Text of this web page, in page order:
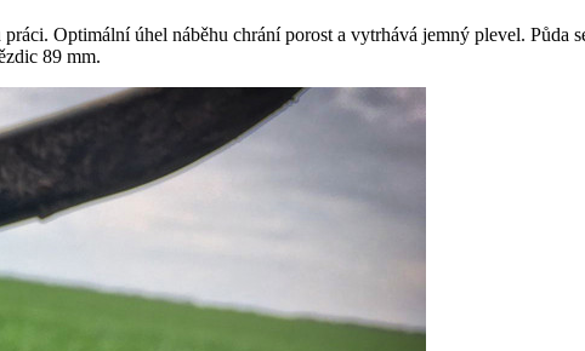
Optimální úhel náběhu chrání porost a vytrhává jemný plevel. Půda
89 mm.